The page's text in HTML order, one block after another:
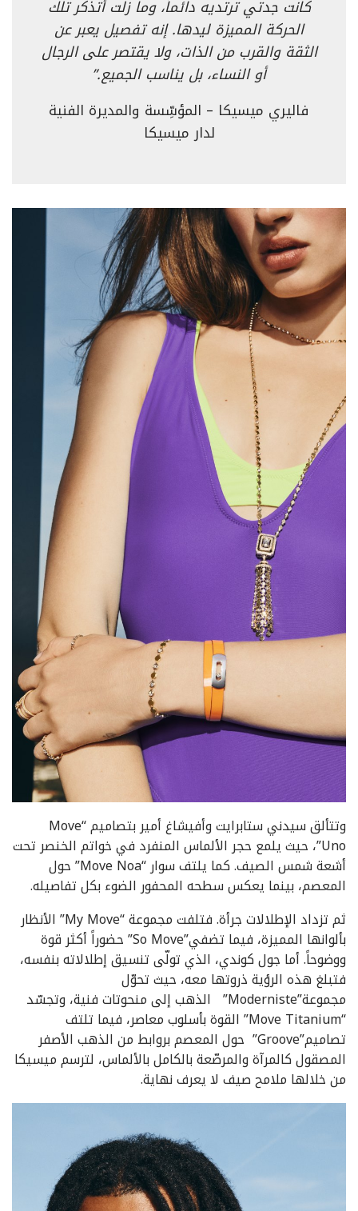
كانت جدتي ترتديه دائماً، وما زلت أتذكر تلك
الحركة المميزة ليدها. إنه تفصيل يعبر عن
الثقة والقرب من الذات،ولا يقتصر على الرجال
أو النساء، بل يناسب الجميع.”
فاليري ميسيكا – المؤسِّسة والمديرة الفنية
لدار ميسيكا
وتتألق سيدني ستابرايت وأفيشاغ أمير بتصاميم “Move
Uno”، حيث يلمع حجر الألماس المنفرد في خواتم الخنصر تحت
أشعة شمس الصيف. كما يلتف سوار “Move Noa” حول
المعصم، بينما يعكس سطحه المحفور الضوء بكل تفاصيله.
ثم تزداد الإطلالات جرأة. فتلفت مجموعة “My Move” الأنظار
بألوانها المميزة، فيما تضفي”So Move” حضوراً أكثر قوة
ووضوحاً. أما جول كوندي، الذي تولّى تنسيق إطلالاته بنفسه،
فتبلغ هذه الرؤية ذروتها معه، حيث تحوّل
مجموعة”Moderniste” الذهب إلى منحوتات فنية، وتجسّد
“Move Titanium” القوة بأسلوب معاصر، فيما تلتف
تصاميم”Groove” حول المعصم بروابط من الذهب الأصفر
المصقول كالمرآة والمرصّعة بالكامل بالألماس، لترسم ميسيكا
من خلالها ملامح صيف لا يعرف نهاية.